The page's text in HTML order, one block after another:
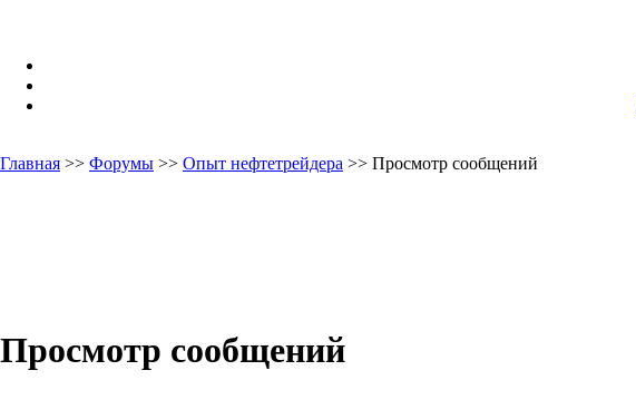
Главная >> Форумы >> Опыт нефтетрейдера >> Просмотр сообщений
Просмотр сообщений